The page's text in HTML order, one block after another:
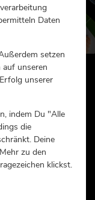
Daten
setzen
unseren
unserer
indem Du "Alle
die
Deine
zu den
klickst.
(76)